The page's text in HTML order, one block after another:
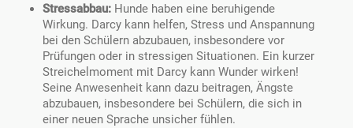
Stressabbau: Hunde haben eine beruhigende
Wirkung. Darcy kann helfen, Stress und Anspannung
bei den Schülern abzubauen, insbesondere vor
Prüfungen oder in stressigen Situationen. Ein kurzer
Streichelmoment mit Darcy kann Wunder wirken!
Seine Anwesenheit kann dazu beitragen, Ängste
abzubauen, insbesondere bei Schülern, die sich in
einer neuen Sprache unsicher fühlen.